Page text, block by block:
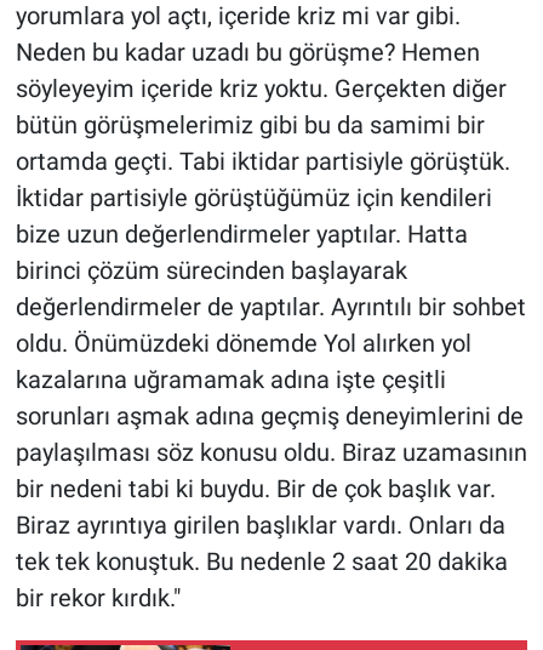
yorumlara yol açtı, içeride kriz mi var gibi.
Neden bu kadar uzadı bu görüşme? Hemen
söyleyeyim içeride kriz yoktu. Gerçekten diğer
bütün görüşmelerimiz gibi bu da samimi bir
ortamda geçti. Tabi iktidar partisiyle görüştük.
İktidar partisiyle görüştüğümüz için kendileri
bize uzun değerlendirmeler yaptılar. Hatta
birinci çözüm sürecinden başlayarak
değerlendirmeler de yaptılar. Ayrıntılı bir sohbet
oldu. Önümüzdeki dönemde Yol alırken yol
kazalarına uğramamak adına işte çeşitli
sorunları aşmak adına geçmiş deneyimlerini de
paylaşılması söz konusu oldu. Biraz uzamasının
bir nedeni tabi ki buydu. Bir de çok başlık var.
Biraz ayrıntıya girilen başlıklar vardı. Onları da
tek tek konuştuk. Bu nedenle 2 saat 20 dakika
bir rekor kırdık."
Nedir
Popüler
Programlar
Sağlık
Spor
Teknoloji
Türkiye'nin Geleceği
Türkiye'nin Gündemi
Yerel Gündem
Yerel Yaşam